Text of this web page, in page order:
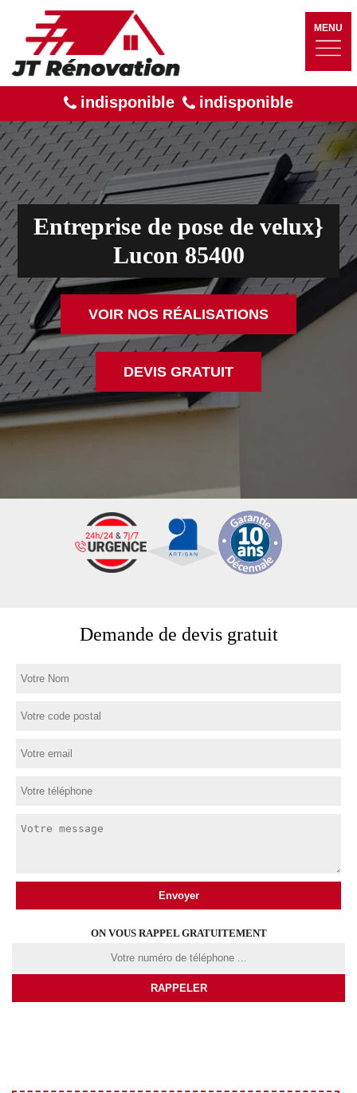
MENU
indisponible indisponible
Entreprise de pose de velux}
Lucon 85400
VOIR NOS RÉALISATIONS
DEVIS GRATUIT
Demande de devis gratuit
ON VOUS RAPPEL GRATUITEMENT